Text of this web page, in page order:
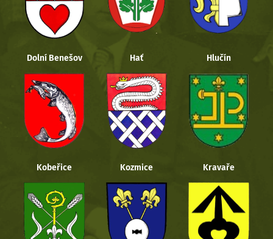
Dolní Benešov Hať Hlučín
Kobeřice Kozmice Kravaře